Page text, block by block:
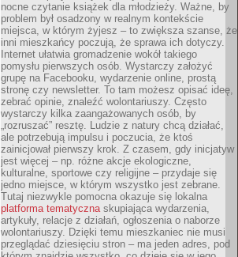
nocne czytanie książek dla młodzieży. Ważne, by
problem był osadzony w realnym kontekście
miejsca, w którym żyjesz – to zwiększa szanse, że
inni mieszkańcy poczują, że sprawa ich dotyczy.
Internet ułatwia gromadzenie wokół takiego
pomysłu pierwszych osób. Wystarczy założyć
grupę na Facebooku, wydarzenie online, prostą
stronę czy newsletter. To tam możesz opisać ideę,
zebrać opinie, znaleźć wolontariuszy. Często
wystarczy kilka zaangażowanych osób, by
„rozruszać” resztę. Ludzie z natury chcą działać,
ale potrzebują impulsu i poczucia, że ktoś
zainicjował pierwszy krok. Z czasem, gdy inicjatyw
jest więcej – np. różne akcje ekologiczne,
kulturalne, sportowe czy religijne – przydaje się
jedno miejsce, w którym wszystko jest zebrane.
Tutaj niezwykle pomocna okazuje się lokalna
platforma tematycznaskupiająca wydarzenia,
artykuły, relacje z działań, ogłoszenia o naborze
wolontariuszy. Dzięki temu mieszkaniec nie musi
przeglądać dziesięciu stron – ma jeden adres, pod